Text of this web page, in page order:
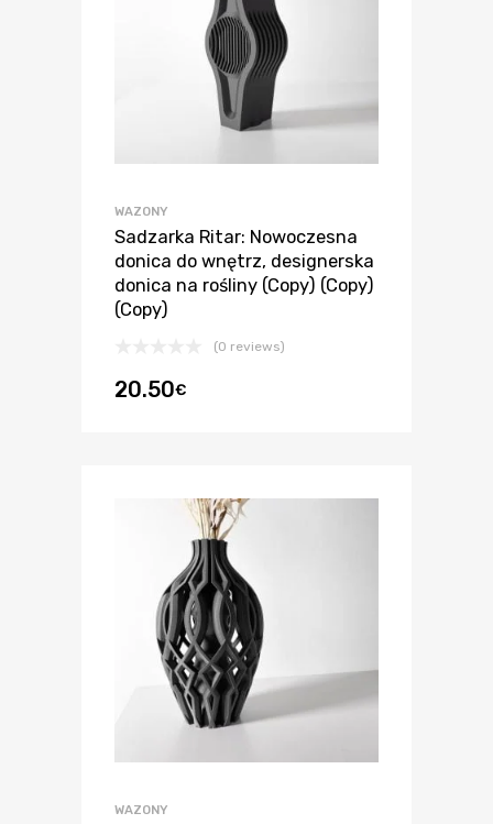
WAZONY
Sadzarka Ritar: Nowoczesna
donica do wnętrz, designerska
donica na rośliny (Copy) (Copy)
(Copy)
(0 reviews)
20.50€
WAZONY